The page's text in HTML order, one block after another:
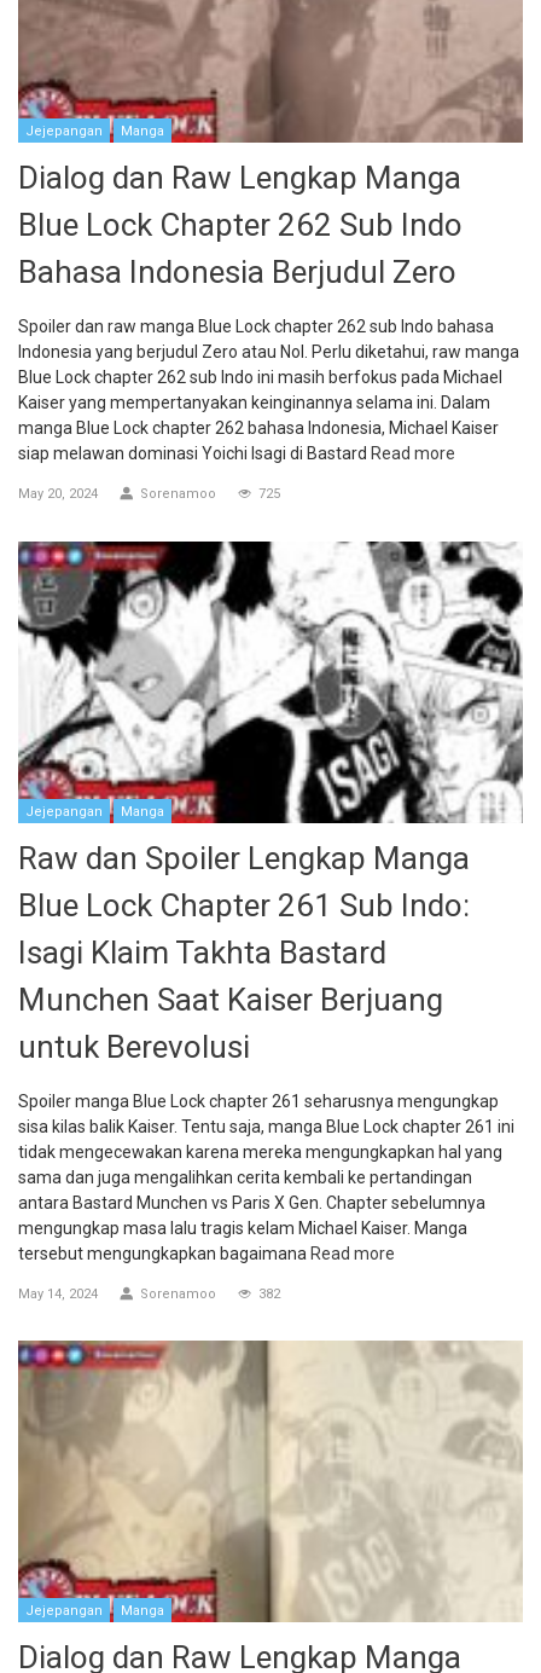
Jejepangan Manga
Dialog dan Raw Lengkap Manga
Blue Lock Chapter 262 Sub Indo
Bahasa Indonesia Berjudul Zero
Spoiler dan raw manga Blue Lock chapter 262 sub Indo bahasa
Indonesia yang berjudul Zero atau Nol. Perlu diketahui, raw manga
Blue Lock chapter 262 sub Indo ini masih berfokus pada Michael
Kaiser yang mempertanyakan keinginannya selama ini. Dalam
manga Blue Lock chapter 262 bahasa Indonesia, Michael Kaiser
siap melawan dominasi Yoichi Isagi di Bastard Read more
May 20, 2024 Sorenamoo 725
Jejepangan Manga
Raw dan Spoiler Lengkap Manga
Blue Lock Chapter 261 Sub Indo:
Isagi Klaim Takhta Bastard
Munchen Saat Kaiser Berjuang
untuk Berevolusi
Spoiler manga Blue Lock chapter 261 seharusnya mengungkap
sisa kilas balik Kaiser. Tentu saja, manga Blue Lock chapter 261 ini
tidak mengecewakan karena mereka mengungkapkan hal yang
sama dan juga mengalihkan cerita kembali ke pertandingan
antara Bastard Munchen vs Paris X Gen. Chapter sebelumnya
mengungkap masa lalu tragis kelam Michael Kaiser. Manga
tersebut mengungkapkan bagaimana Read more
May 14, 2024 Sorenamoo 382
Jejepangan Manga
Dialog dan Raw Lengkap Manga